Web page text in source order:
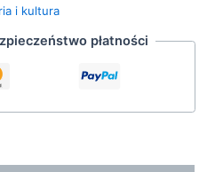
i kultura
płatności